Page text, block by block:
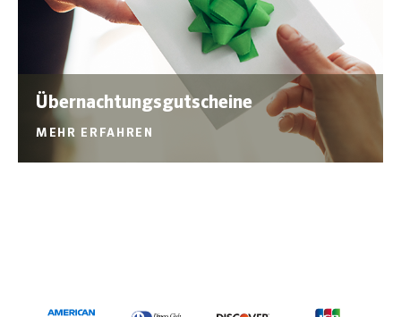
Übernachtungsgutscheine
MEHR ERFAHREN